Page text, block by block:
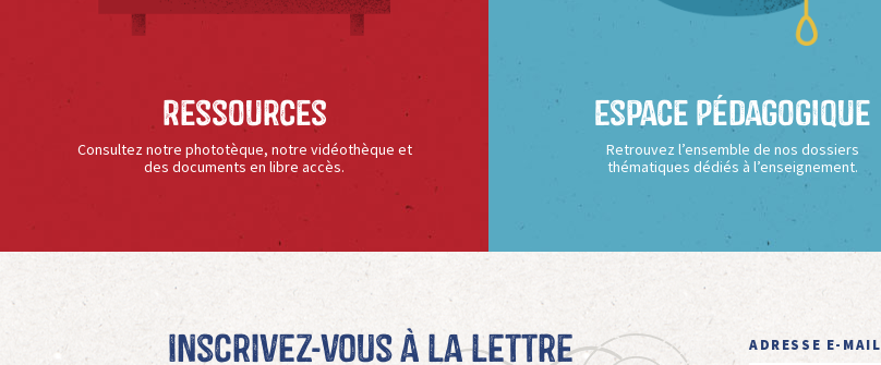
Ressources
Consultez notre phototèque, notre vidéothèque et
des documents en libre accès.
Espace Pédagogique
Retrouvez l’ensemble de nos dossiers
thématiques dédiés à l’enseignement.
Inscrivez-vous à La Lettre ADRESSE E-MAIL